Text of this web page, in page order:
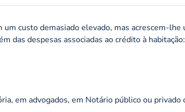
custo demasiado elevado, mas acrescem-lhe
das despesas associadas ao crédito à habitação:
em advogados, em Notário público ou privado